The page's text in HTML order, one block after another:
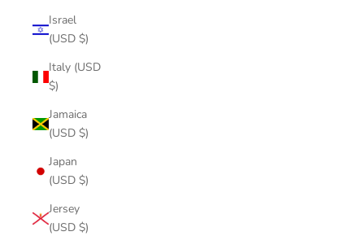
Israel
(USD $)
Italy (USD
$)
Jamaica
(USD $)
Japan
(USD $)
Jersey
(USD $)